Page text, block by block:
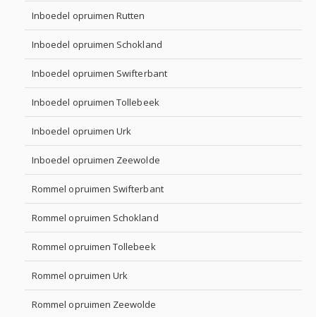
Inboedel opruimen Rutten
Inboedel opruimen Schokland
Inboedel opruimen Swifterbant
Inboedel opruimen Tollebeek
Inboedel opruimen Urk
Inboedel opruimen Zeewolde
Rommel opruimen Swifterbant
Rommel opruimen Schokland
Rommel opruimen Tollebeek
Rommel opruimen Urk
Rommel opruimen Zeewolde